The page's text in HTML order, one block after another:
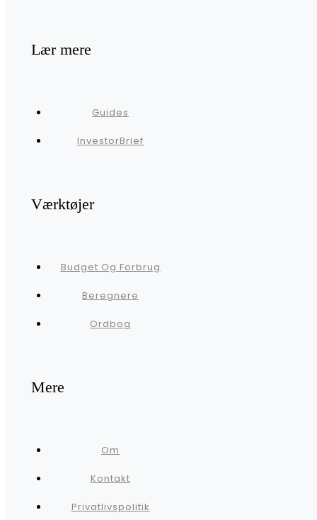
Lær mere
Guides
InvestorBrief
Værktøjer
Budget Og Forbrug
Beregnere
Ordbog
Mere
Om
Kontakt
Privatlivspolitik